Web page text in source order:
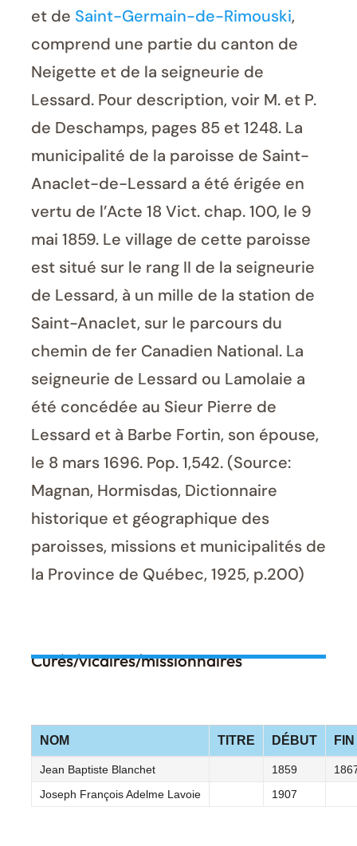
et de Saint-Germain-de-Rimouski,
comprend une partie du canton de
Neigette et de la seigneurie de
Lessard. Pour description, voir M. et P.
de Deschamps, pages 85 et 1248. La
municipalité de la paroisse de Saint-
Anaclet-de-Lessard a été érigée en
vertu de l’Acte 18 Vict. chap. 100, le 9
mai 1859. Le village de cette paroisse
est situé sur le rang II de la seigneurie
de Lessard, à un mille de la station de
Saint-Anaclet, sur le parcours du
chemin de fer Canadien National. La
seigneurie de Lessard ou Lamolaie a
été concédée au Sieur Pierre de
Lessard et à Barbe Fortin, son épouse,
le 8 mars 1696. Pop. 1,542. (Source:
Magnan, Hormisdas, Dictionnaire
historique et géographique des
paroisses, missions et municipalités de
la Province de Québec, 1925, p.200)
Curés/vicaires/missionnaires
NOM TITRE DÉBUT FIN
Jean Baptiste Blanchet 1859
Joseph François Adelme Lavoie
1907